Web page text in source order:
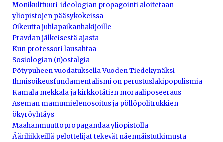
Monikulttuuri-ideologian propagointi aloitetaan
yliopistojen pääsykokeissa
Oikeutta juhlapaikanhakijoille
Pravdan jälkeisestä ajasta
Kun professori lausahtaa
Sosiologian (n)ostalgia
Pötypuheen vuodatuksella Vuoden Tiedekynäksi
Ihmisoikeusfundamentalismi on perustuslakipopulismia
Kamala mekkala ja kirkkotätien moraaliposeeraus
Aseman mamumielenosoitus ja pöllöpolitrukkien
ökyröyhtäys
Maahanmuuttopropagandaa yliopistolla
Ääriliikkeillä pelottelijat tekevät näennäistutkimusta